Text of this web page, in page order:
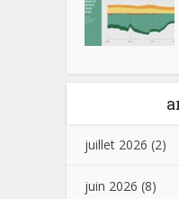
juillet 2026 (2)
juin 2026 (8)